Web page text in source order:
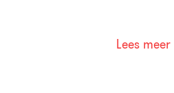
Lees meer